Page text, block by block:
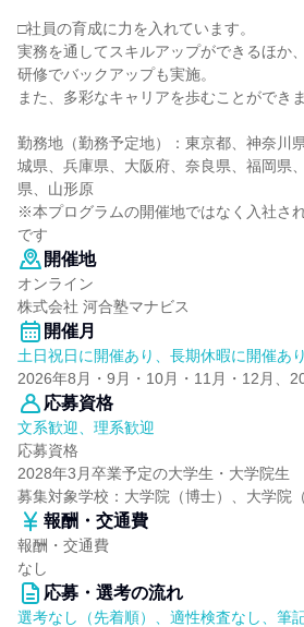
□社員の育成に力を入れています。
実務を通してスキルアップができるほか、
研修でバックアップも実施。
また、多彩なキャリアを歩むことができま
勤務地（勤務予定地）：東京都、神奈川
城県、兵庫県、大阪府、奈良県、福岡県
県、山形原
※本プログラムの開催地ではなく入社さ
です
開催地
オンライン
株式会社 河合塾マナビス
開催月
土日祝日に開催あり、長期休暇に開催あり
2026年8月・9月・10月・11月・12月、
応募資格
文系歓迎、理系歓迎
応募資格
2028年3月卒業予定の大学生・大学院生
募集対象学校：大学院（博士）、大学院
報酬・交通費
報酬・交通費
なし
応募・選考の流れ
選考なし（先着順）、適性検査なし、筆